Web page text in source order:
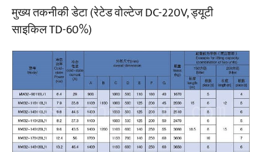
मुख्य तकनीकी डेटा (रेटेड वोल्टेज DC-220V, ड्यूटी
साइकिल TD-60%)